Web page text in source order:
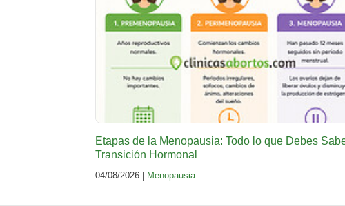
Etapas de la Menopausia: Todo lo que Debes
Transición Hormonal
04/08/2026 | Menopausia